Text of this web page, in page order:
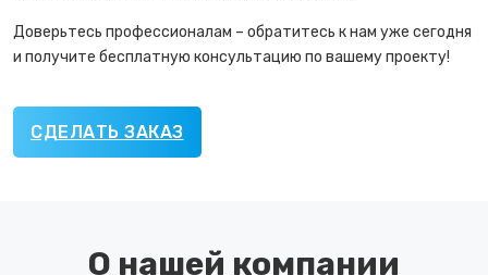
Доверьтесь профессионалам – обратитесь к нам уже сегодня
и получите бесплатную консультацию по вашему проекту!
СДЕЛАТЬ ЗАКАЗ
О нашей компании